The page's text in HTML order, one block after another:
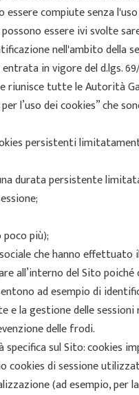
compiute senza
essere ivi svolte
nell'ambito della
in vigore del d.lgs.
riunisce tutte le Autorità
l’uso dei cookies” che
persistenti
durata persistente
più);
che hanno effettuato
all’interno del Sito
ad esempio di
e la gestione delle
delle frodi.
sul Sito: cookies
di sessione
(ad esempio, per